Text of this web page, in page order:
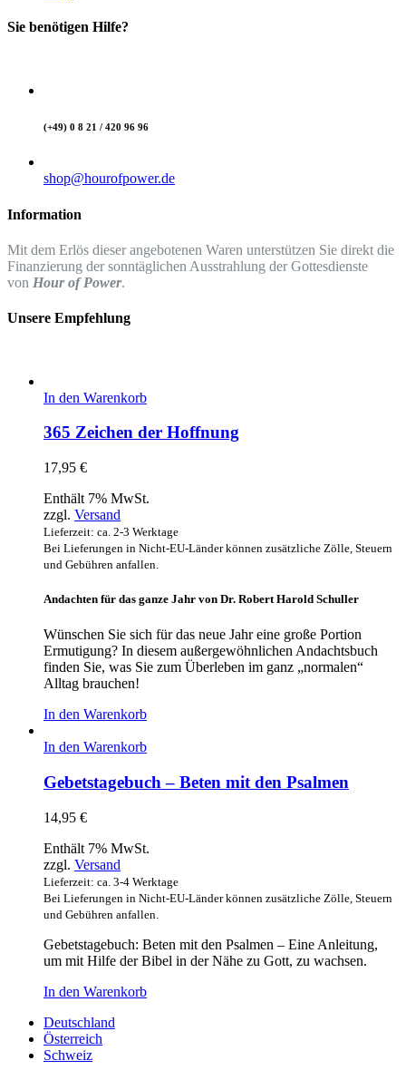
Sie benötigen Hilfe?
(+49) 0 8 21 / 420 96 96
shop@hourofpower.de
Information
Mit dem Erlös dieser angebotenen Waren unterstützen Sie direkt die
Finanzierung der sonntäglichen Ausstrahlung der Gottesdienste
von Hour of Power.
Unsere Empfehlung
In den Warenkorb
365 Zeichen der Hoffnung
17,95 €
Enthält 7% MwSt.
zzgl. Versand
Lieferzeit: ca. 2-3 Werktage
Bei Lieferungen in Nicht-EU-Länder können zusätzliche Zölle, Steuern
und Gebühren anfallen.
Andachten für das ganze Jahr von Dr. Robert Harold Schuller
Wünschen Sie sich für das neue Jahr eine große Portion
Ermutigung? In diesem außergewöhnlichen Andachtsbuch
finden Sie, was Sie zum Überleben im ganz „normalen“
Alltag brauchen!
In den Warenkorb
In den Warenkorb
Gebetstagebuch – Beten mit den Psalmen
14,95 €
Enthält 7% MwSt.
zzgl. Versand
Lieferzeit: ca. 3-4 Werktage
Bei Lieferungen in Nicht-EU-Länder können zusätzliche Zölle, Steuern
und Gebühren anfallen.
Gebetstagebuch: Beten mit den Psalmen – Eine Anleitung,
um mit Hilfe der Bibel in der Nähe zu Gott, zu wachsen.
In den Warenkorb
Deutschland
Österreich
Schweiz